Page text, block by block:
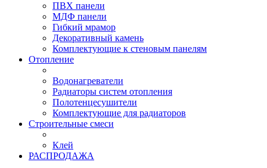
ПВХ панели
МДФ панели
Гибкий мрамор
Декоративный камень
Комплектующие к стеновым панелям
Отопление
Водонагреватели
Радиаторы систем отопления
Полотенцесушители
Комплектующие для радиаторов
Строительные смеси
Клей
РАСПРОДАЖА